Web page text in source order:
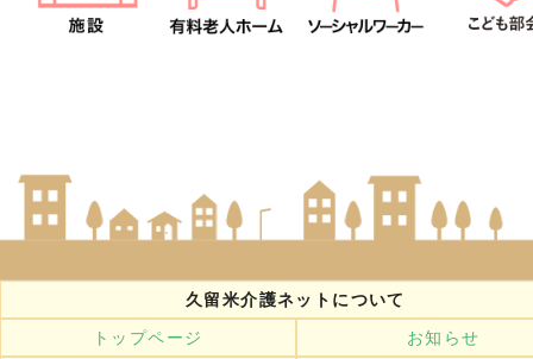
久留米介護ネットについて
トップページ
お知らせ